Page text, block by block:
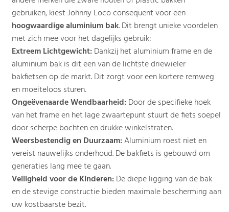
gebruiken, kiest Johnny Loco consequent voor een
hoogwaardige aluminium bak. Dit brengt unieke voordelen
met zich mee voor het dagelijks gebruik:
Extreem Lichtgewicht:Dankzij het aluminium frame en de
aluminium bak is dit een van de lichtste driewieler
bakfietsen op de markt. Dit zorgt voor een kortere remweg
en moeiteloos sturen.
Ongeëvenaarde Wendbaarheid:Door de specifieke hoek
van het frame en het lage zwaartepunt stuurt de fiets soepel
door scherpe bochten en drukke winkelstraten.
Weersbestendig en Duurzaam:Aluminium roest niet en
vereist nauwelijks onderhoud. De bakfiets is gebouwd om
generaties lang mee te gaan.
Veiligheid voor de Kinderen:De diepe ligging van de bak
en de stevige constructie bieden maximale bescherming aan
uw kostbaarste bezit.